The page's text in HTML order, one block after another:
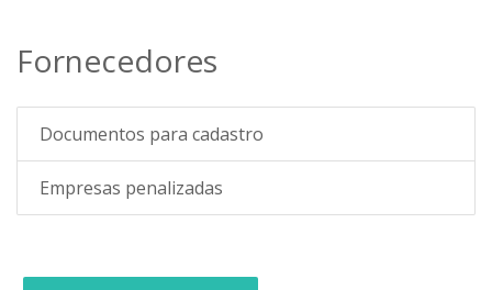
Fornecedores
Documentos para cadastro
Empresas penalizadas